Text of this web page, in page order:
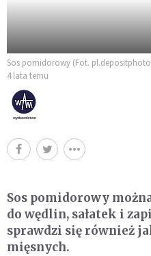
Sos pomidorowy (Fot.
4 lata temu
Sos pomidorowy
do wędlin, sałatek i
sprawdzi się również
mięsnych.